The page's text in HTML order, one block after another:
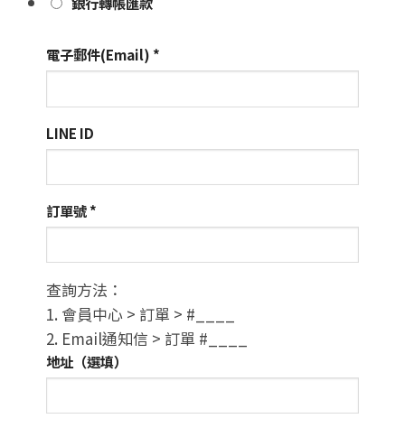
電子郵件(Email) *
LINE ID
訂單號*
查詢方法：
1. 會員中心 > 訂單 > #____
2. Email通知信 > 訂單 #____
地址（選填）